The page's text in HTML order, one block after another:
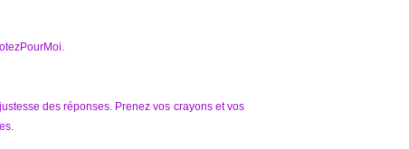
des réponses. Prenez vos crayons et vos